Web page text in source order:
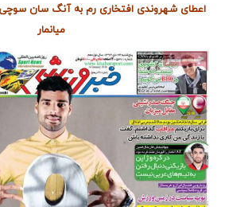
اعطای شهروندی افتخاری رم به آنگ سان
میانمار